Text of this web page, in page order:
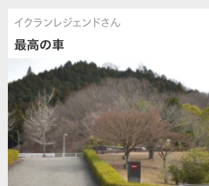
イクランレジェンドさん
最高の車